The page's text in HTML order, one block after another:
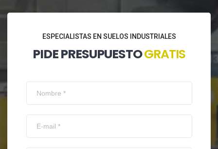
ESPECIALISTAS EN SUELOS INDUSTRIALES
PIDE PRESUPUESTOGRATIS